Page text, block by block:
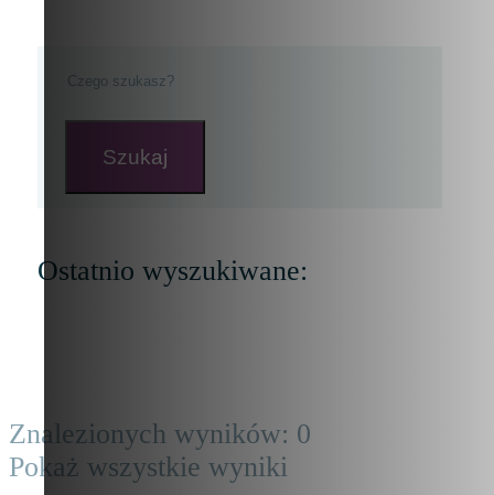
Szukaj
Ostatnio wyszukiwane:
Znalezionych wyników: 0
Pokaż wszystkie wyniki